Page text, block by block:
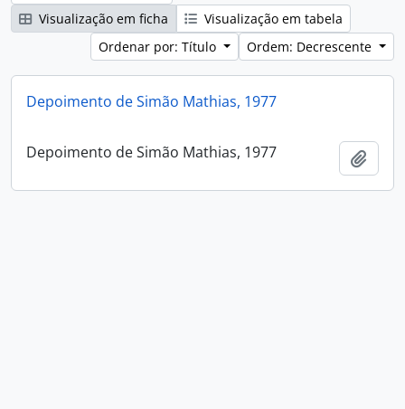
Visualização em ficha
Visualização em tabela
Ordenar por: Título
Ordem: Decrescente
Depoimento de Simão Mathias, 1977
Depoimento de Simão Mathias, 1977